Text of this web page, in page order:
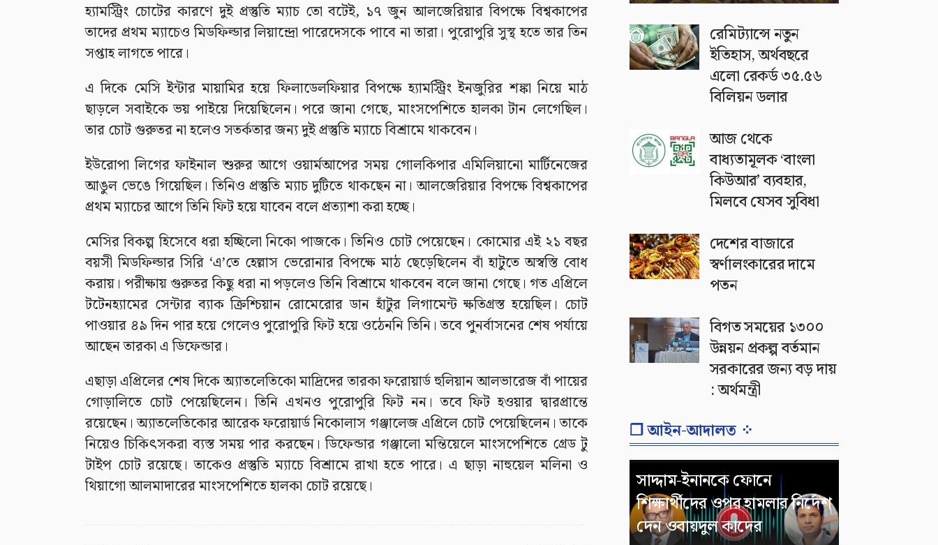
হ্যামস্ট্রিং চোটের কারণে দুই প্রস্তুতি ম্যাচ তো বটেই, ১৭ জুন আলজেরিয়ার বিপক্ষে বিশ্বকাপের
তাদের প্রথম ম্যাচেও মিডফিল্ডার লিয়ান্দ্রো পারেদেসকে পাবে না তারা। পুরোপুরি সুস্থ হতে তার তিন
সপ্তাহ লাগতে পারে।
এ দিকে মেসি ইন্টার মায়ামির হয়ে ফিলাডেলফিয়ার বিপক্ষে হ্যামস্ট্রিং ইনজুরির শঙ্কা নিয়ে মাঠ
ছাড়লে সবাইকে ভয় পাইয়ে দিয়েছিলেন। পরে জানা গেছে, মাংসপেশিতে হালকা টান লেগেছিল।
তার চোট গুরুতর না হলেও সতর্কতার জন্য দুই প্রস্তুতি ম্যাচে বিশ্রামে থাকবেন।
ইউরোপা লিগের ফাইনাল শুরুর আগে ওয়ার্মআপের সময় গোলকিপার এমিলিয়ানো মার্টিনেজের
আঙুল ভেঙে গিয়েছিল। তিনিও প্রস্তুতি ম্যাচ দুটিতে থাকছেন না। আলজেরিয়ার বিপক্ষে বিশ্বকাপের
প্রথম ম্যাচের আগে তিনি ফিট হয়ে যাবেন বলে প্রত্যাশা করা হচ্ছে।
মেসির বিকল্প হিসেবে ধরা হচ্ছিলো নিকো পাজকে। তিনিও চোট পেয়েছেন। কোমোর এই ২১ বছর
বয়সী মিডফিল্ডার সিরি ‘এ’তে হেল্লাস ভেরোনার বিপক্ষে মাঠ ছেড়েছিলেন বাঁ হাটুতে অস্বস্তি বোধ
করায়। পরীক্ষায় গুরুতর কিছু ধরা না পড়লেও তিনি বিশ্রামে থাকবেন বলে জানা গেছে। গত এপ্রিলে
টটেনহ্যামের সেন্টার ব্যাক ক্রিশ্চিয়ান রোমেরোর ডান হাঁটুর লিগামেন্ট ক্ষতিগ্রস্ত হয়েছিল। চোট
পাওয়ার ৪৯ দিন পার হয়ে গেলেও পুরোপুরি ফিট হয়ে ওঠেননি তিনি। তবে পুনর্বাসনের শেষ পর্যায়ে
আছেন তারকা এ ডিফেন্ডার।
এছাড়া এপ্রিলের শেষ দিকে অ্যাতলেতিকো মাদ্রিদের তারকা ফরোয়ার্ড হুলিয়ান আলভারেজ বাঁ পায়ের
গোড়ালিতে চোট পেয়েছিলেন। তিনি এখনও পুরোপুরি ফিট নন। তবে ফিট হওয়ার দ্বারপ্রান্তে
রয়েছেন। অ্যাতলেতিকোর আরেক ফরোয়ার্ড নিকোলাস গঞ্জালেজ এপ্রিলে চোট পেয়েছিলেন। তাকে
নিয়েও চিকিৎসকরা ব্যস্ত সময় পার করছেন। ডিফেন্ডার গঞ্জালো মন্তিয়েলে মাংসপেশিতে গ্রেড টু
টাইপ চোট রয়েছে। তাকেও প্রস্তুতি ম্যাচে বিশ্রামে রাখা হতে পারে। এ ছাড়া নাহুয়েল মলিনা ও
থিয়াগো আলমাদারের মাংসপেশিতে হালকা চোট রয়েছে।
রেমিট্যান্সে নতুন
ইতিহাস, অর্থবছরে
এলো রেকর্ড ৩৫.৫৬
বিলিয়ন ডলার
আজ থেকে
বাধ্যতামূলক ‘বাংলা
কিউআর’ ব্যবহার,
মিলবে যেসব সুবিধা
দেশের বাজারে
স্বর্ণালংকারের দামে
পতন
বিগত সময়ের ১৩০০
উন্নয়ন প্রকল্প বর্তমান
সরকারের জন্য বড় দায়
: অর্থমন্ত্রী
❐ আইন-আদালত ⁘
সাদ্দাম-ইনানকে ফোনে
শিক্ষার্থীদের ওপর হামলার নির্দেশ
দেন ওবায়দুল কাদের